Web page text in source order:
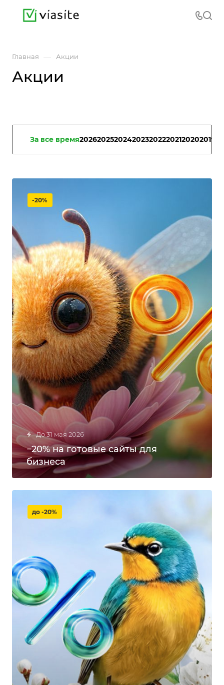
Главная — Акции
Акции
За все время20262025202420232022202120202019
до 31 мая 2026
−20% на готовые сайты для
бизнеса
-20%
до -20%